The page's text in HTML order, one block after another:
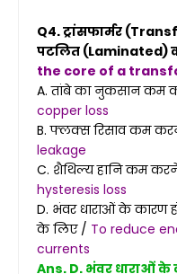
Q4. ट्रांसफार्मर
पटलित (Laminated)
the core of a
A. तांबे का नुकसान कम
copper loss
B. फ्लक्स रिसाव कम
leakage
C. शैथिल्य हानि कम
hysteresis loss
D. भंवर धाराओं के कारण
के लिए / To reduce
currents
Ans. D. भंवर धाराओं के